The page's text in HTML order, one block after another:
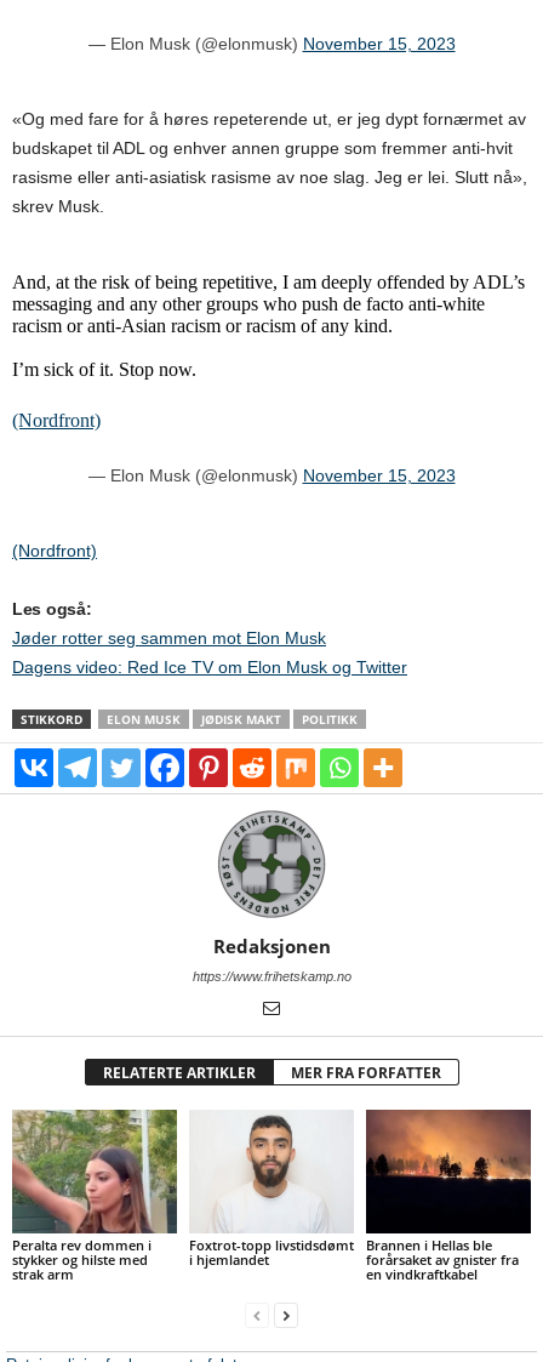
— Elon Musk (@elonmusk) November 15, 2023
«Og med fare for å høres repeterende ut, er jeg dypt fornærmet av
budskapet til ADL og enhver annen gruppe som fremmer anti-hvit
rasisme eller anti-asiatisk rasisme av noe slag. Jeg er lei. Slutt nå»,
skrev Musk.
And, at the risk of being repetitive, I am deeply offended by ADL’s
messaging and any other groups who push de facto anti-white
racism or anti-Asian racism or racism of any kind.
I’m sick of it. Stop now.
(Nordfront)
— Elon Musk (@elonmusk) November 15, 2023
(Nordfront)
Les også:
Jøder rotter seg sammen mot Elon Musk
Dagens video: Red Ice TV om Elon Musk og Twitter
STIKKORD ELON MUSK JØDISK MAKT POLITIKK
Redaksjonen
https://www.frihetskamp.no
RELATERTE ARTIKLER MER FRA FORFATTER
Peralta rev dommen i
stykker og hilste med
strak arm
Foxtrot-topp livstidsdømt
i hjemlandet
Brannen i Hellas ble
forårsaket av gnister fra
en vindkraftkabel